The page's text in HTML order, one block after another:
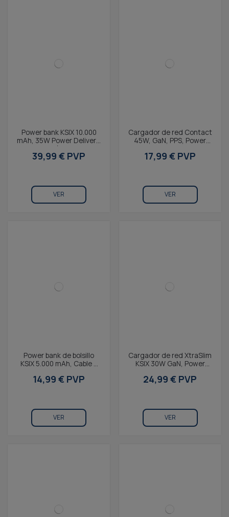
Cargador de red Contact
45W, GaN, PPS, Power
USB-A, Blanco
17,99 € PVP
VER
Power bank de bolsillo
KSIX 5.000 mAh, Cable y
USB-C a USB-C,...
14,99 € PVP
VER
Cargador de red XtraSlim
KSIX 30W GaN, Power
Multipuerto USB-C +...
24,99 € PVP
VER